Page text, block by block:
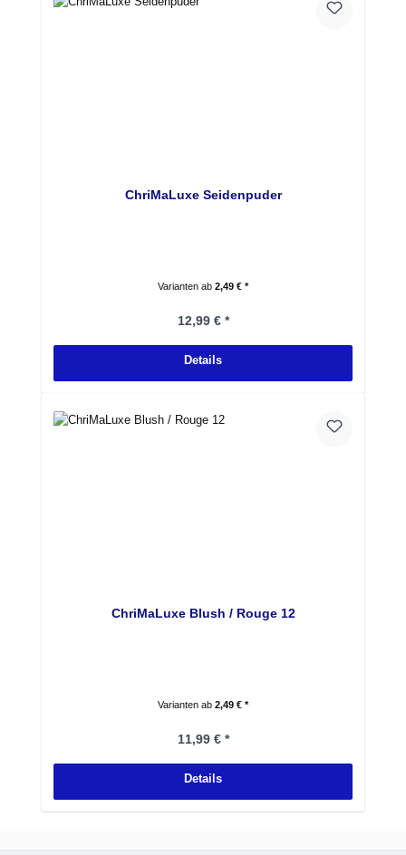
ChriMaLuxe Seidenpuder
Varianten ab 2,49 € *
Regulärer Preis:
12,99 € *
Details
ChriMaLuxe Blush / Rouge 12
Varianten ab 2,49 € *
Regulärer Preis:
11,99 € *
Details